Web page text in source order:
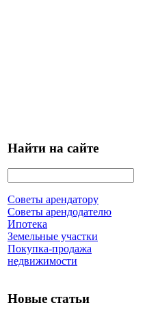
Найти на сайте
Советы арендатору
Советы арендодателю
Ипотека
Земельные участки
Покупка-продажа
недвижимости
Новые статьи